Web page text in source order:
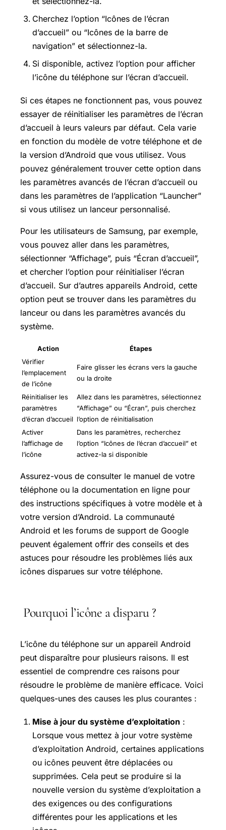
Cherchez l’option “Icônes de l’écran
d’accueil” ou “Icônes de la barre de
navigation” et sélectionnez-la.
Si disponible, activez l’option pour afficher
l’icône du téléphone sur l’écran d’accueil.
Si ces étapes ne fonctionnent pas, vous pouvez
essayer de réinitialiser les paramètres de l’écran
d’accueil à leurs valeurs par défaut. Cela varie
en fonction du modèle de votre téléphone et de
la version d’Android que vous utilisez. Vous
pouvez généralement trouver cette option dans
les paramètres avancés de l’écran d’accueil ou
dans les paramètres de l’application “Launcher”
si vous utilisez un lanceur personnalisé.
Pour les utilisateurs de Samsung, par exemple,
vous pouvez aller dans les paramètres,
sélectionner “Affichage”, puis “Écran d’accueil”,
et chercher l’option pour réinitialiser l’écran
d’accueil. Sur d’autres appareils Android, cette
option peut se trouver dans les paramètres du
lanceur ou dans les paramètres avancés du
système.
Action
Étapes
Vérifier
l’emplacement
de l’icône
Faire glisser les écrans vers la gauche
ou la droite
Réinitialiser les
paramètres
d’écran d’accueil
Allez dans les paramètres, sélectionnez
“Affichage” ou “Écran”, puis cherchez
l’option de réinitialisation
Activer
l’affichage de
l’icône
Dans les paramètres, recherchez
l’option “Icônes de l’écran d’accueil” et
activez-la si disponible
Assurez-vous de consulter le manuel de votre
téléphone ou la documentation en ligne pour
des instructions spécifiques à votre modèle et à
votre version d’Android. La communauté
Android et les forums de support de Google
peuvent également offrir des conseils et des
astuces pour résoudre les problèmes liés aux
icônes disparues sur votre téléphone.
Pourquoi l’icône a disparu ?
L’icône du téléphone sur un appareil Android
peut disparaître pour plusieurs raisons. Il est
essentiel de comprendre ces raisons pour
résoudre le problème de manière efficace. Voici
quelques-unes des causes les plus courantes :
Mise à jour du système d’exploitation :
Lorsque vous mettez à jour votre système
d’exploitation Android, certaines applications
ou icônes peuvent être déplacées ou
supprimées. Cela peut se produire si la
nouvelle version du système d’exploitation a
des exigences ou des configurations
différentes pour les applications et les